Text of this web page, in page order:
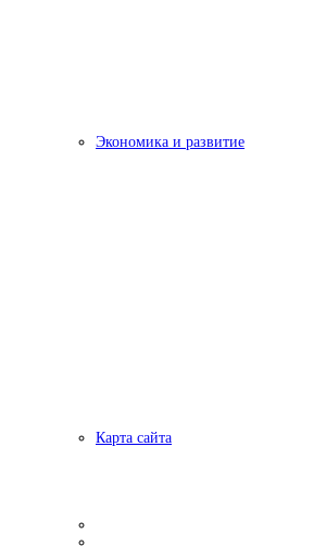
Экономика и развитие
Карта сайта